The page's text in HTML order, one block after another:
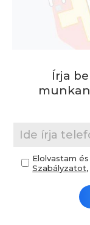
Írja
Elolvastam
Szabályzatot